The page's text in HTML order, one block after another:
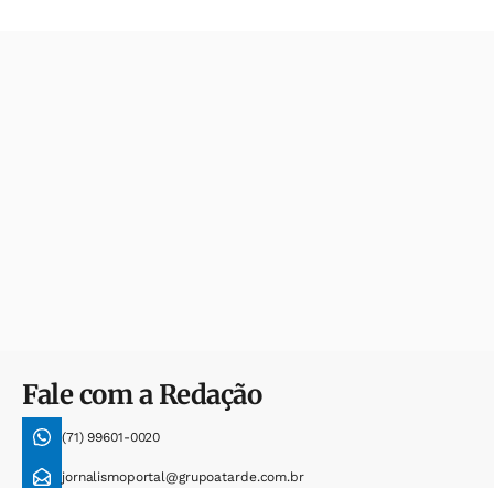
Fale com a Redação
(71) 99601-0020
jornalismoportal@grupoatarde.com.br